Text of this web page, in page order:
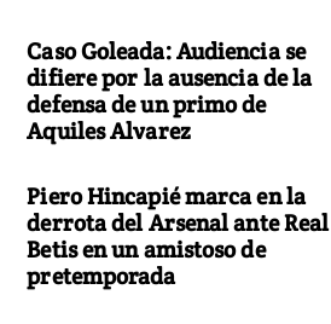
Caso Goleada: Audiencia se
difiere por la ausencia de la
defensa de un primo de
Aquiles Alvarez
Piero Hincapié marca en la
derrota del Arsenal ante Real
Betis en un amistoso de
pretemporada